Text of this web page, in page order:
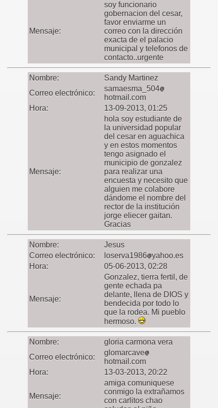
Mensaje:
soy funcionario
gobernacion del cesar,
favor enviarme un
correo con la dirección
exacta de el palacio
municipal y telefonos de
contacto..urgente
Nombre:
Sandy Martinez
Correo electrónico:
samaesma_504
hotmail.com
Hora:
13-09-2013, 01:25
Mensaje:
hola soy estudiante de
la universidad popular
del cesar en aguachica
y en estos momentos
tengo asignado el
municipio de gonzalez
para realizar una
encuesta y necesito que
alguien me colabore
dándome el nombre del
rector de la institución
jorge eliecer gaitan.
Gracias
Nombre:
Jesus
Correo electrónico:
loserva1986 yahoo.es
Hora:
05-06-2013, 02:28
Mensaje:
Gonzalez, tierra fertil, de
gente echada pa
delante, llena de DIOS y
bendecida por todo lo
que la rodea. Mi pueblo
hermoso.
Nombre:
gloria carmona vera
Correo electrónico:
glomarcave
hotmail.com
Hora:
13-03-2013, 20:22
Mensaje:
amiga comuniquese
conmigo la extrañamos
con carlitos chao